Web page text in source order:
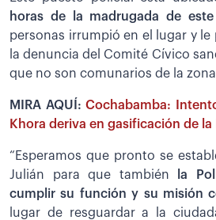
horas de la madrugada de
personas irrumpió en el lugar y
la denuncia del Comité Cívico
que no son comunarios de la
MIRA AQUÍ:Cochabamba:
Khora deriva en gasificación de la
“Esperamos que pronto se
Julián para que también
la
cumplir su función y su misión
lugar de resguardar a la